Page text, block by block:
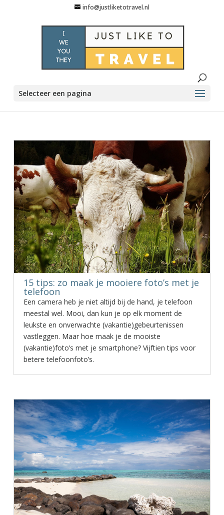
info@justliketotravel.nl
Selecteer een pagina
15 tips: zo maak je mooiere foto’s met je
telefoon
Een camera heb je niet altijd bij de hand, je telefoon
meestal wel. Mooi, dan kun je op elk moment de
leukste en onverwachte (vakantie)gebeurtenissen
vastleggen. Maar hoe maak je de mooiste
(vakantie)foto’s met je smartphone? Vijftien tips voor
betere telefoonfoto’s.